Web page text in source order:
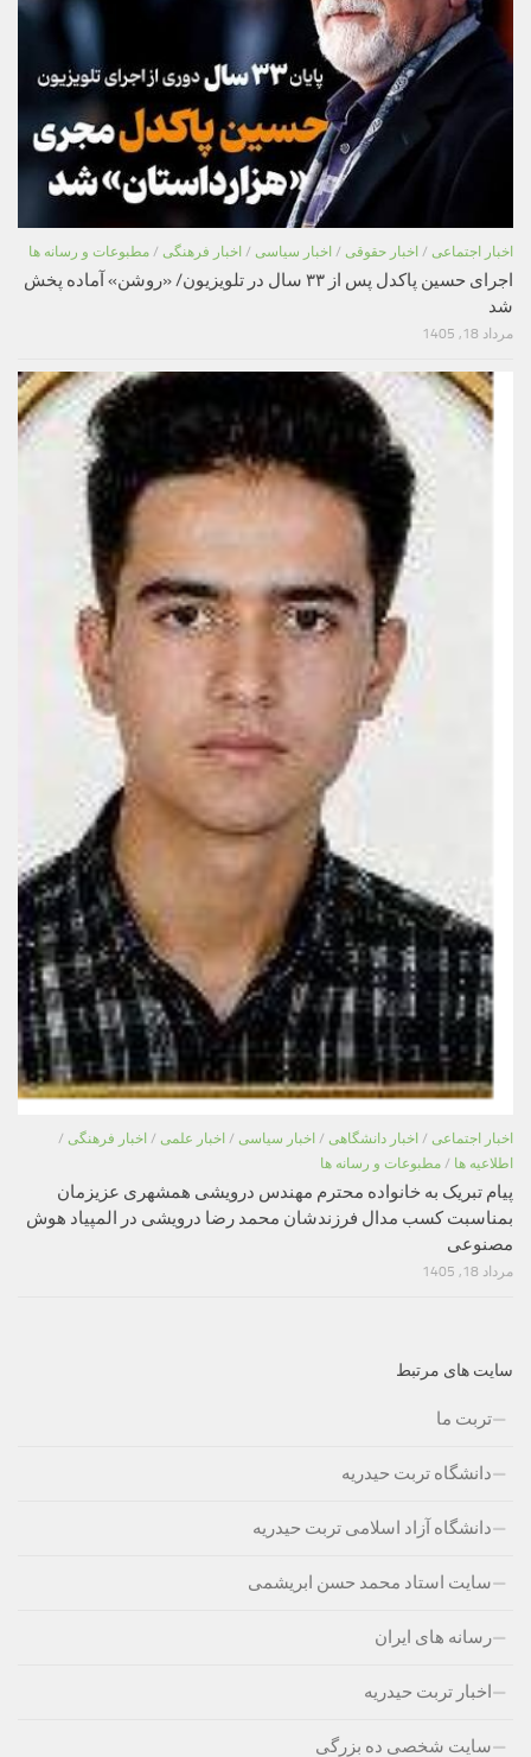
اخبار اجتماعی / اخبار حقوقی / اخبار سیاسی / اخبار فرهنگی / مطبوعات و رسانه ها
اجرای حسین پاکدل پس از ۳۳ سال در تلویزیون/ «روشن» آماده پخش
شد
مرداد 18, 1405
اخبار اجتماعی / اخبار دانشگاهی / اخبار سیاسی / اخبار علمی / اخبار فرهنگی /
اطلاعیه ها / مطبوعات و رسانه ها
پیام تبریک به خانواده محترم مهندس درویشی همشهری عزیزمان
بمناسبت کسب مدال فرزندشان محمد رضا درویشی در المپیاد هوش
مصنوعی
مرداد 18, 1405
سایت های مرتبط
تربت ما
دانشگاه تربت حیدریه
دانشگاه آزاد اسلامی تربت حیدریه
سایت استاد محمد حسن ابریشمی
رسانه های ایران
اخبار تربت حیدریه
سایت شخصی ده بزرگی